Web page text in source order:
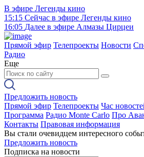
В эфире Легенды кино
15:15 Сейчас в эфире Легенды кино
16:05 Далее в эфире Алмазы Цирцеи
Прямой эфир Телепроекты Новости
Радио
Еще
Предложить новость
Прямой эфир Телепроекты Час
Программа Радио Monte Carlo Про
Контакты Правовая информация
Вы стали очевидцем интересного
Предложить новость
Подписка на новости